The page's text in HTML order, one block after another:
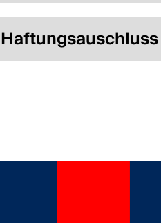
Haftungsauschluss